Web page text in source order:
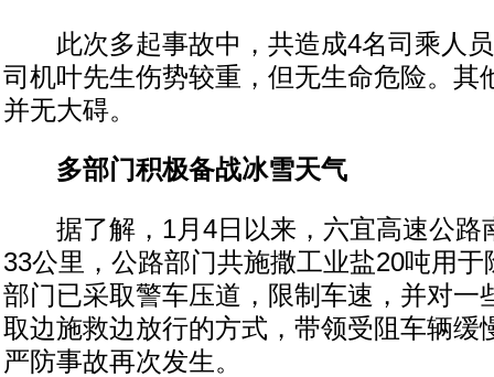
此次多起事故中，共造成4名司乘人员
司机叶先生伤势较重，但无生命危险。其
并无大碍。
多部门积极备战冰雪天气
据了解，1月4日以来，六宜高速公路
33公里，公路部门共施撒工业盐20吨用
部门已采取警车压道，限制车速，并对一
取边施救边放行的方式，带领受阻车辆缓
严防事故再次发生。